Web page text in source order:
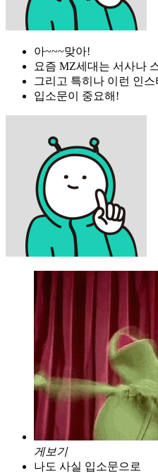
아~~~맞아!
요즘 MZ세대는 서사나
그리고 특히나 이런 인스
입소문이 중요해!
게보기
나도 사실 입소문으로